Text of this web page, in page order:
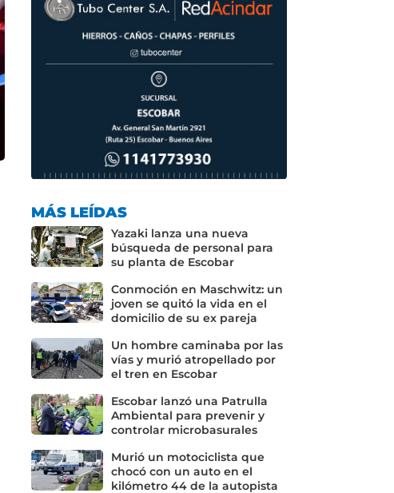
MÁS LEÍDAS
Yazaki lanza una nueva
búsqueda de personal para
su planta de Escobar
Conmoción en Maschwitz: un
joven se quitó la vida en el
domicilio de su ex pareja
Un hombre caminaba por las
vías y murió atropellado por
el tren en Escobar
Escobar lanzó una Patrulla
Ambiental para prevenir y
controlar microbasurales
Murió un motociclista que
chocó con un auto en el
kilómetro 44 de la autopista